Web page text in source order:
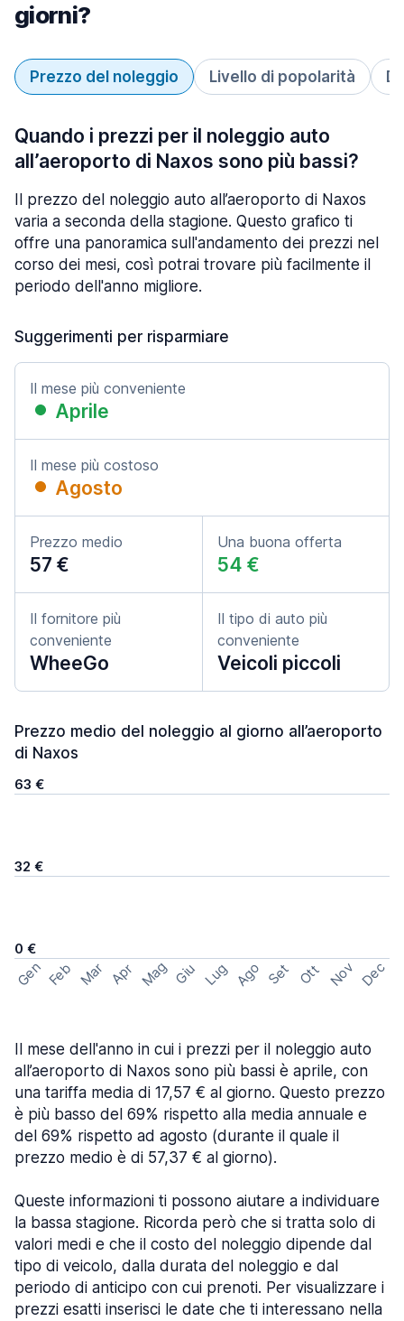
giorni?
Prezzo del noleggio Livello di popolarità
Quando i prezzi per il noleggio auto
all’aeroporto di Naxos sono più bassi?
Il prezzo del noleggio auto all’aeroporto di Naxos
varia a seconda della stagione. Questo grafico ti
offre una panoramica sull'andamento dei prezzi nel
corso dei mesi, così potrai trovare più facilmente il
periodo dell'anno migliore.
Suggerimenti per risparmiare
Il mese più conveniente
Aprile
Il mese più costoso
Agosto
Prezzo medio
57 €
Una buona offerta
54 €
Il fornitore più
conveniente
WheeGo
Il tipo di auto più
conveniente
Veicoli piccoli
Prezzo medio del noleggio al giorno all’aeroporto
di Naxos
63 €
32 €
0 €
Gen Feb Mar Apr Mag Giu Lug Ago Set Ott Nov Dec
Il mese dell'anno in cui i prezzi per il noleggio auto
all’aeroporto di Naxos sono più bassi è aprile, con
una tariffa media di 17,57 € al giorno. Questo prezzo
è più basso del 69% rispetto alla media annuale e
del 69% rispetto ad agosto (durante il quale il
prezzo medio è di 57,37 € al giorno).
Queste informazioni ti possono aiutare a individuare
la bassa stagione. Ricorda però che si tratta solo di
valori medi e che il costo del noleggio dipende dal
tipo di veicolo, dalla durata del noleggio e dal
periodo di anticipo con cui prenoti. Per visualizzare i
prezzi esatti inserisci le date che ti interessano nella